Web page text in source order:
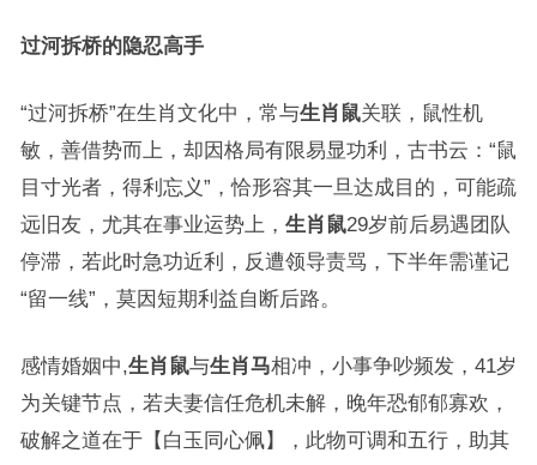
过河拆桥的隐忍高手
“过河拆桥”在生肖文化中，常与生肖鼠关联，鼠性机
敏，善借势而上，却因格局有限易显功利，古书云：“鼠
目寸光者，得利忘义”，恰形容其一旦达成目的，可能疏
远旧友，尤其在事业运势上， 生肖鼠29岁前后易遇团队
停滞，若此时急功近利，反遭领导责骂，下半年需谨记
“留一线”，莫因短期利益自断后路。
感情婚姻中,生肖鼠与生肖马相冲，小事争吵频发，41岁
为关键节点，若夫妻信任危机未解，晚年恐郁郁寡欢，
破解之道在于【白玉同心佩】，此物可调和五行，助其